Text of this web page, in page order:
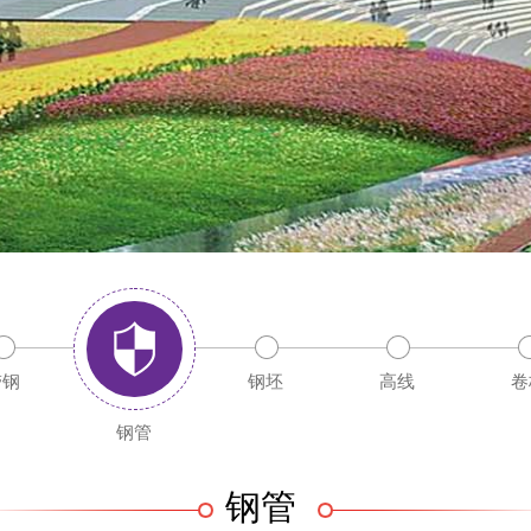
钢管
钢坯 高线
钢管